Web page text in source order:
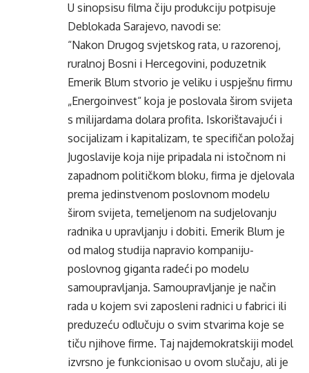
U sinopsisu filma čiju produkciju potpisuje
Deblokada Sarajevo, navodi se:
“Nakon Drugog svjetskog rata, u razorenoj,
ruralnoj Bosni i Hercegovini, poduzetnik
Emerik Blum stvorio je veliku i uspješnu firmu
„Energoinvest“ koja je poslovala širom svijeta
s milijardama dolara profita. Iskorištavajući i
socijalizam i kapitalizam, te specifičan položaj
Jugoslavije koja nije pripadala ni istočnom ni
zapadnom političkom bloku, firma je djelovala
prema jedinstvenom poslovnom modelu
širom svijeta, temeljenom na sudjelovanju
radnika u upravljanju i dobiti. Emerik Blum je
od malog studija napravio kompaniju-
poslovnog giganta radeći po modelu
samoupravljanja. Samoupravljanje je način
rada u kojem svi zaposleni radnici u fabrici ili
preduzeću odlučuju o svim stvarima koje se
tiču njihove firme. Taj najdemokratskiji model
izvrsno je funkcionisao u ovom slučaju, ali je